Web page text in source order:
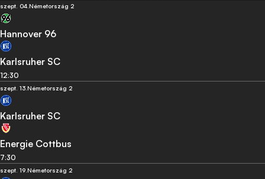
szept. 04.Németország 2
Hannover 96
Karlsruher SC
12:30
szept. 13.Németország 2
Karlsruher SC
Energie Cottbus
7:30
szept. 19.Németország 2